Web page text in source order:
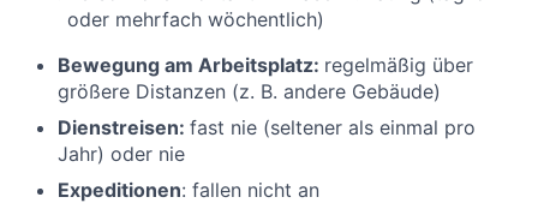
oder mehrfach wöchentlich)
Bewegung am Arbeitsplatz: regelmäßig über
größere Distanzen (z. B. andere Gebäude)
Dienstreisen: fast nie (seltener als einmal pro
Jahr) oder nie
Expeditionen: fallen nicht an